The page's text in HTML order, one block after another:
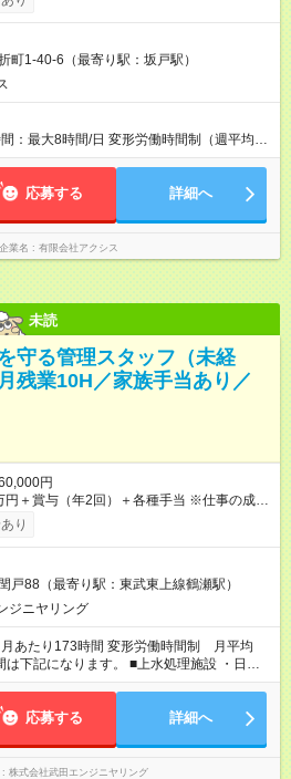
以上＋賞与年2回 ※月給額には固定残業代
ヶ月、期間中の給与は条件に変更なし。 ☆
腹を割って話そうの会」 年に一度、社長と
仕事内容を振り返る中で昇給が決定しま
く、悩みなどを相談する機会でもあり、要
月） 「ポイン
中で責任者・資料作成・クレーム対応等、
りと賞与に反映されます。 【試用期
用期間の長さ：1ヶ月 雇用形態、給与は本
町1-40-6（最寄り駅：坂戸駅）
：最大8時間/日 変形労働時間制（週平均実
～17時00分 ※担当現場に応じて時間変動あ
は主に7時前後となります。
応募する 詳細へ
業名 有限会社アクシス
未読
守る管理スタッフ（未経
残業10H／家族手当あり／
円
円＋賞与（年2回）＋各種手当 ※仕事の成果
決まります。 ※残業した分の時間外手当
社員・未経験者
手当1.1万円
：月収23.6万円 ◆5年目社
合（35才） ・月給22万円 ・残業代1万円
当1.5万円 ・家族手当1.1万円 ・資格手当
：月収26.2万円 ◎毎
埼玉県内の役所から仕事を請け負うなど、
解雇等” はありませんでした。 【試用期
用期間の長さ：3ヶ月 雇用形態、給与は本
り
戸88（最寄り駅：東武東上線鶴瀬駅）
ジニヤリング
あたり173時間 変形労働時間制 月平均
／17：00～翌8：30 ※残業は月10時
施
す。
応募する 詳細へ
株式会社武田エンジニヤリング